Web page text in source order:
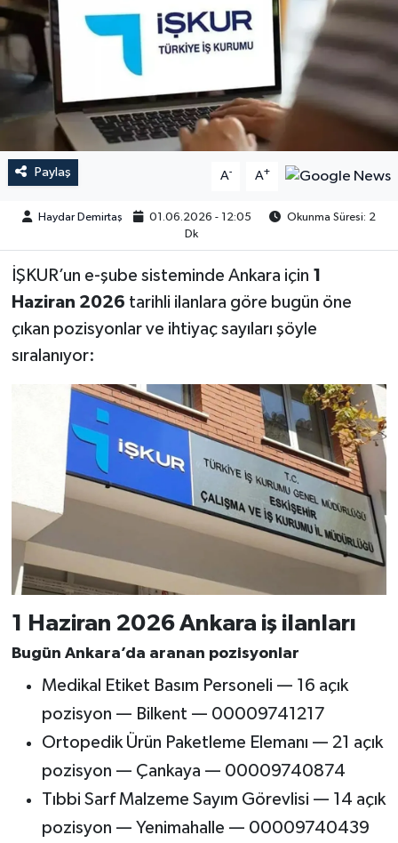
Paylaş A- A+
Haydar Demirtaş 01.06.2026 - 12:05
Okunma Süresi: 2
Dk
İŞKUR’un e-şube sisteminde Ankara için 1
Haziran 2026 tarihli ilanlara göre bugün öne
çıkan pozisyonlar ve ihtiyaç sayıları şöyle
sıralanıyor:
1 Haziran 2026 Ankara iş ilanları
Bugün Ankara’da aranan pozisyonlar
Medikal Etiket Basım Personeli — 16 açık
pozisyon — Bilkent — 00009741217
Ortopedik Ürün Paketleme Elemanı — 21 açık
pozisyon — Çankaya — 00009740874
Tıbbi Sarf Malzeme Sayım Görevlisi — 14 açık
pozisyon — Yenimahalle — 00009740439